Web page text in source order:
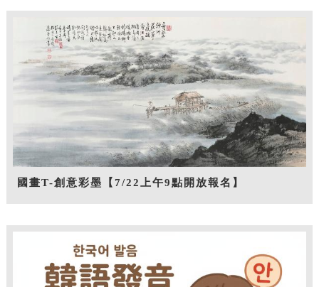
國畫T-創意彩墨【7/22上午9點開放報名】